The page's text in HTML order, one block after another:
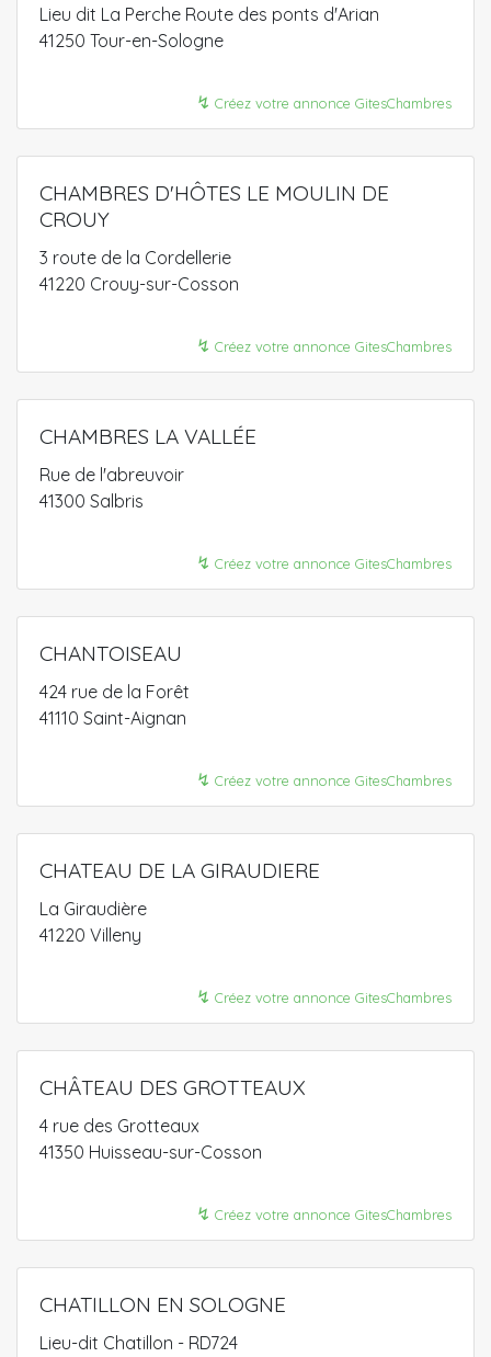
Lieu dit La Perche Route des ponts d'Arian
41250 Tour-en-Sologne
↯ Créez votre annonce GitesChambres
CHAMBRES D'HÔTES LE MOULIN DE
CROUY
3 route de la Cordellerie
41220 Crouy-sur-Cosson
↯ Créez votre annonce GitesChambres
CHAMBRES LA VALLÉE
Rue de l'abreuvoir
41300 Salbris
↯ Créez votre annonce GitesChambres
CHANTOISEAU
424 rue de la Forêt
41110 Saint-Aignan
↯ Créez votre annonce GitesChambres
CHATEAU DE LA GIRAUDIERE
La Giraudière
41220 Villeny
↯ Créez votre annonce GitesChambres
CHÂTEAU DES GROTTEAUX
4 rue des Grotteaux
41350 Huisseau-sur-Cosson
↯ Créez votre annonce GitesChambres
CHATILLON EN SOLOGNE
Lieu-dit Chatillon - RD724